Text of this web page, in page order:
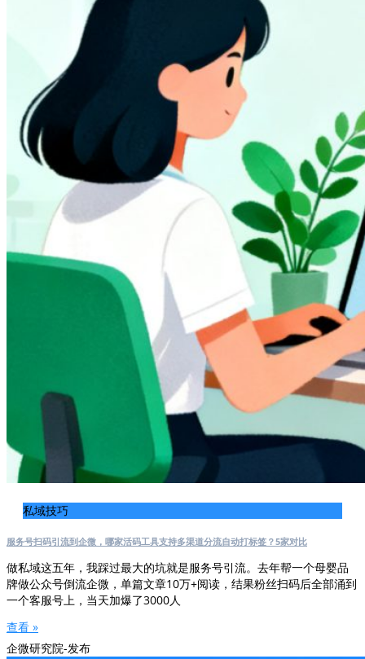
私域技巧
服务号扫码引流到企微，哪家活码工具支持多渠道分流自动打标签？5家对比
做私域这五年，我踩过最大的坑就是服务号引流。去年帮一个母婴品
牌做公众号倒流企微，单篇文章10万+阅读，结果粉丝扫码后全部涌到
一个客服号上，当天加爆了3000人
查看 »
企微研究院-发布